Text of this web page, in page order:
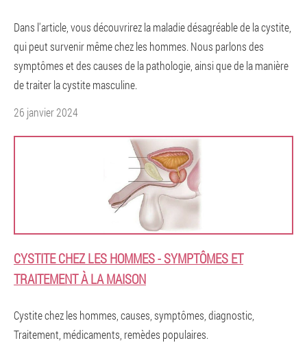
Dans l'article, vous découvrirez la maladie désagréable de la cystite,
qui peut survenir même chez les hommes. Nous parlons des
symptômes et des causes de la pathologie, ainsi que de la manière
de traiter la cystite masculine.
26 janvier 2024
CYSTITE CHEZ LES HOMMES - SYMPTÔMES ET
TRAITEMENT À LA MAISON
Cystite chez les hommes, causes, symptômes, diagnostic,
Traitement, médicaments, remèdes populaires.